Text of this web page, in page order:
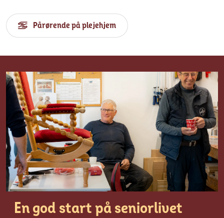
Pårørende på plejehjem
En god start på seniorlivet